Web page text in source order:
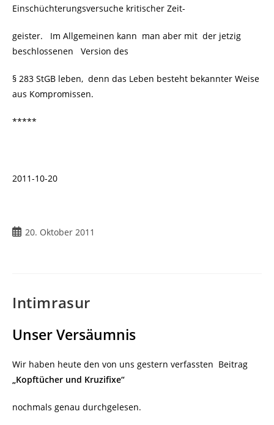
Einschüchterungsversuche kritischer Zeit-
geister. Im Allgemeinen kann man aber mit der jetzig
beschlossenen
Version des
§ 283 StGB leben, denn das Leben besteht bekannter Weise
aus Kompromissen.
*****
2011-10-20
Beitrag
20. Oktober 2011
Intimrasur
Unser Versäumnis
Wir haben heute den von uns gestern verfassten Beitrag
„Kopftücher und Kruzifixe“
nochmals genau durchgelesen.